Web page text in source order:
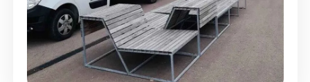
Umzugsreinigung - mit
Abgabegarantie